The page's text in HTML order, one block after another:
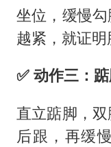
坐位，缓慢
越紧，就证明
✅️ 动作三：
直立踮脚，
后跟，再缓